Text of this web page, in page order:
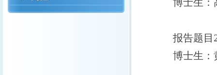
博士生
报告题目
博士生